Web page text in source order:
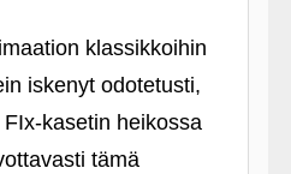
klassikkoihin
iskenyt odotetusti,
kasetin heikossa
tämä